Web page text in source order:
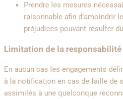
Prendre les mesures
raisonnable afin d’amoindrir
préjudices pouvant résulter
Limitation de la responsabilité
En aucun cas les engagements
à la notification en cas de faille de
assimilés à une quelconque